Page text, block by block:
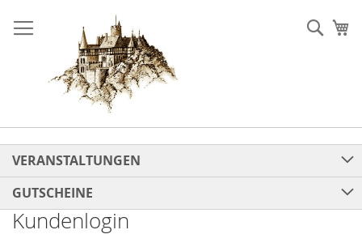
zum
Inhalt
VERANSTALTUNGEN
GUTSCHEINE
Kundenlogin